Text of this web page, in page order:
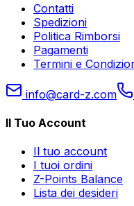
Contatti
Spedizioni
Politica Rimborsi
Pagamenti
Termini e
info@card-z.com
Il Tuo Account
Il tuo account
I tuoi ordini
Z-Points Balance
Lista dei desideri